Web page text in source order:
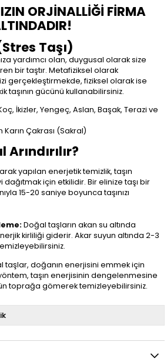
ORJİNALLİĞİ FİRMA
Taşı)
yardımcı olan, duygusal olarak size
bir taştır. Metafiziksel olarak
gerçekleştirmekde, fiziksel olarak ise
taşının gücünü kullanabilirsiniz.
İkizler, Yengeç, Aslan, Başak, Terazi ve
Karın Çakrası (Sakral)
yapılan enerjetik temizlik, taşın
için etkilidir. Bir elinize taşı bir
15-20 saniye boyunca taşınızı
Doğal taşların akan su altında
kirliliği giderir. Akar suyun altında 2-3
taşlar, doğanın enerjisini emmek için
taşın enerjisinin dengelenmesine
gün toprağa gömerek temizleyebilirsiniz.